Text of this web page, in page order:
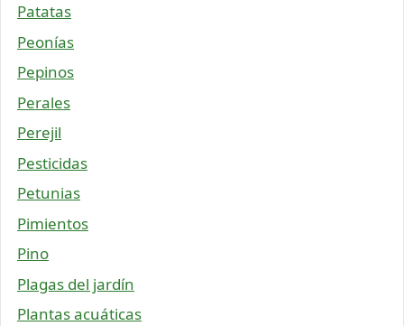
Patatas
Peonías
Pepinos
Perales
Perejil
Pesticidas
Petunias
Pimientos
Pino
Plagas del jardín
Plantas acuáticas